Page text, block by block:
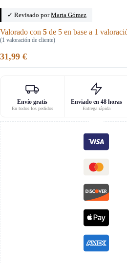
✓ Revisado porMarta Gómez
Valorado con 5 de 5 en base a 1
(1 valoración de cliente)
31,99 €
Envío gratis
En todos los pedidos
Enviado en 48 horas
Entrega rápida